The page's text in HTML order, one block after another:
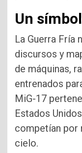
Un
La Guerra Fría
discursos y
de máquinas,
entrenados
MiG-17
Estados
competían por
cielo.